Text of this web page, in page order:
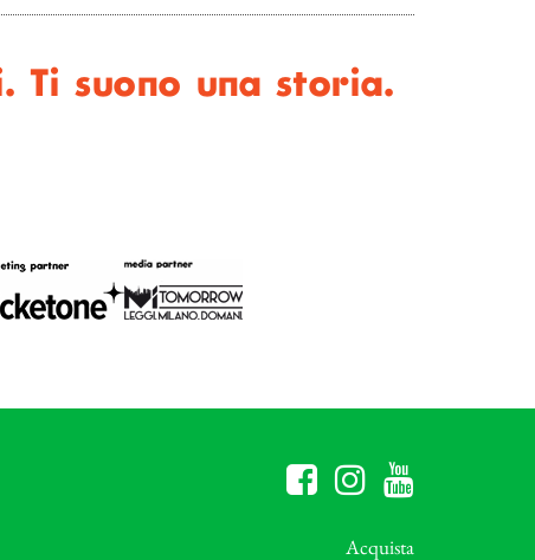
Ti suono una storia.
Acquista